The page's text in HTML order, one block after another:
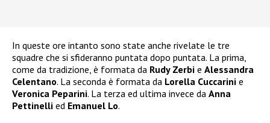
In queste ore intanto sono state anche rivelate le tre
squadre che si sfideranno puntata dopo puntata. La prima,
come da tradizione, è formata da Rudy Zerbi e Alessandra
Celentano. La seconda è formata da Lorella Cuccarini e
Veronica Peparini. La terza ed ultima invece da Anna
Pettinelli ed Emanuel Lo.